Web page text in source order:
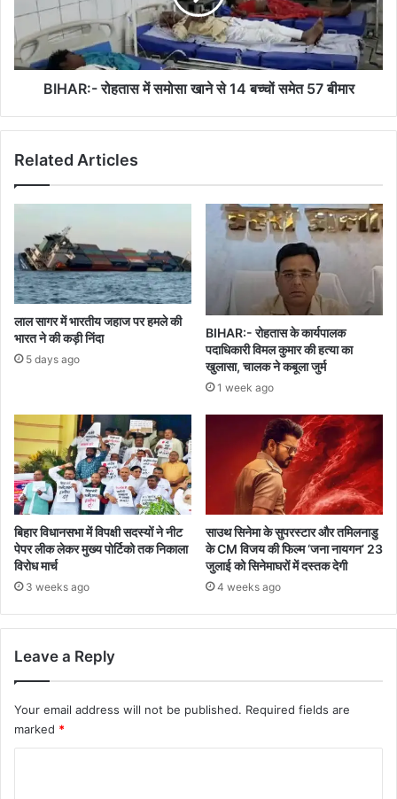
से
14
बच्चों
समेत
BIHAR:- रोहतास में समोसा खाने से 14 बच्चों समेत 57 बीमार
Related Articles
लाल सागर में भारतीय जहाज पर हमले की
भारत ने की कड़ी निंदा
5 days ago
BIHAR:- रोहतास के कार्यपालक
पदाधिकारी विमल कुमार की हत्या का
खुलासा, चालक ने कबूला जुर्म
1 week ago
बिहार विधानसभा में विपक्षी सदस्यों ने नीट
पेपर लीक लेकर मुख्य पोर्टिको तक निकाला
विरोध मार्च
3 weeks ago
साउथ सिनेमा के सुपरस्टार और तमिलनाडु
के CM विजय की फिल्म ‘जना नायगन’ 23
जुलाई को सिनेमाघरों में दस्तक देगी
4 weeks ago
Leave a Reply
Your email address will not be published. Required fields are
marked *